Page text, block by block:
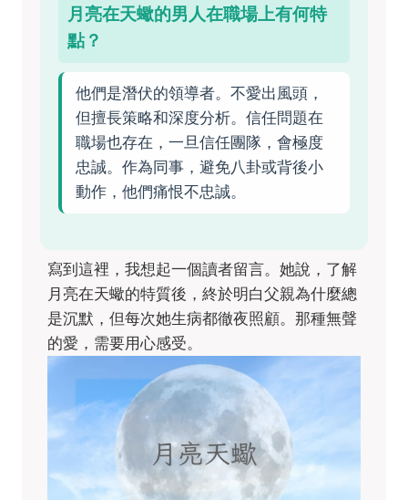
月亮在天蠍的男人在職場上有何特
點？
他們是潛伏的領導者。不愛出風頭，
但擅長策略和深度分析。信任問題在
職場也存在，一旦信任團隊，會極度
忠誠。作為同事，避免八卦或背後小
動作，他們痛恨不忠誠。
寫到這裡，我想起一個讀者留言。她說，了解
月亮在天蠍的特質後，終於明白父親為什麼總
是沉默，但每次她生病都徹夜照顧。那種無聲
的愛，需要用心感受。